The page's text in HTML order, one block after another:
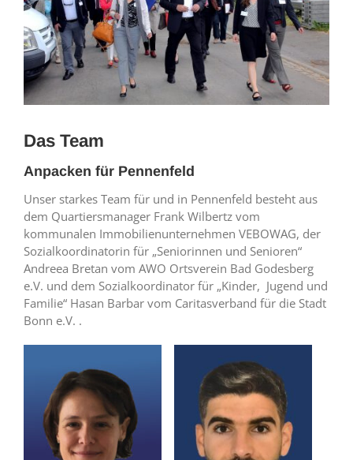
Das Team
Anpacken für Pennenfeld
Unser starkes Team für und in Pennenfeld besteht aus
dem Quartiersmanager Frank Wilbertz vom
kommunalen Immobilienunternehmen VEBOWAG, der
Sozialkoordinatorin für „Seniorinnen und Senioren“
Andreea Bretan vom AWO Ortsverein Bad Godesberg
e.V. und dem Sozialkoordinator für „Kinder, Jugend und
Familie“ Hasan Barbar vom Caritasverband für die Stadt
Bonn e.V. .